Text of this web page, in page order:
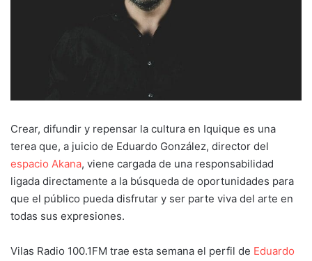
Crear, difundir y repensar la cultura en Iquique es una
terea que, a juicio de Eduardo González, director del
espacio Akana, viene cargada de una responsabilidad
ligada directamente a la búsqueda de oportunidades para
que el público pueda disfrutar y ser parte viva del arte en
todas sus expresiones.
Vilas Radio 100.1FM trae esta semana el perfil de Eduardo